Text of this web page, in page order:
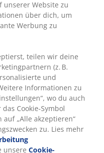
teilen wir
Marketingpartnern
personalisierte und
wo
über das Cookie-
auf „Alle
über unsere